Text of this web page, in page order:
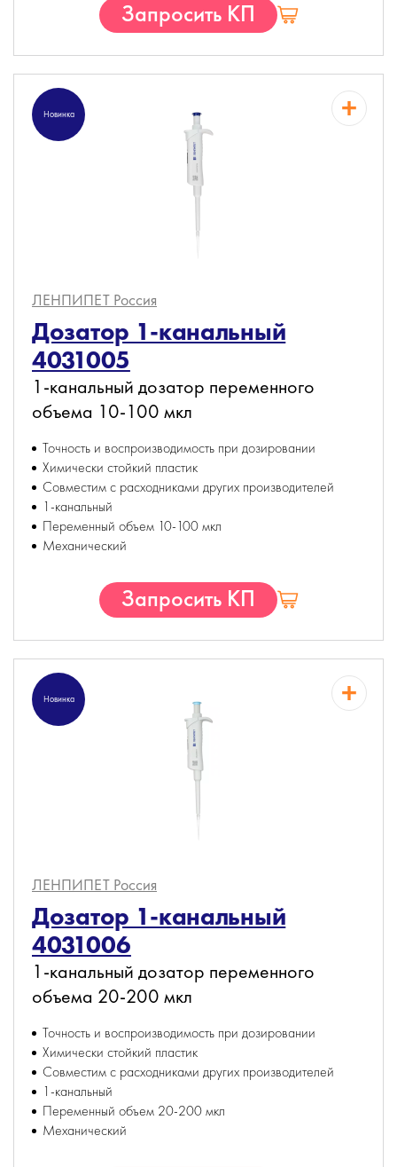
Запросить КП
Новинка
ЛЕНПИПЕТ Россия
Дозатор 1-канальный
4031005
1-канальный дозатор переменного
объема 10-100 мкл
Точность и воспроизводимость при дозировании
Химически стойкий пластик
Совместим с расходниками других производителей
1-канальный
Переменный объем 10-100 мкл
Механический
Запросить КП
Новинка
ЛЕНПИПЕТ Россия
Дозатор 1-канальный
4031006
1-канальный дозатор переменного
объема 20-200 мкл
Точность и воспроизводимость при дозировании
Химически стойкий пластик
Совместим с расходниками других производителей
1-канальный
Переменный объем 20-200 мкл
Механический